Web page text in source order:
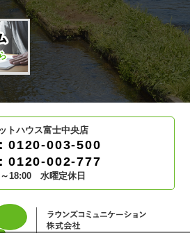
トハウス富士中央店
0120-003-500
0120-002-777
18:00 水曜定休日